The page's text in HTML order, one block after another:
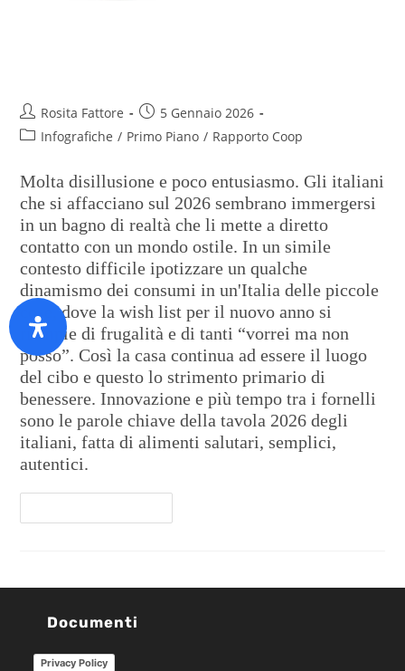
Rosita Fattore
5 Gennaio 2026
Infografiche / Primo Piano / Rapporto Coop
Molta disillusione e poco entusiasmo. Gli italiani
che si affacciano sul 2026 sembrano immergersi
in un bagno di realtà che li mette a diretto
contatto con un mondo ostile. In un simile
contesto difficile ipotizzare un qualche
dinamismo dei consumi in un'Italia delle piccole
cose, dove la wish list per il nuovo anno si
riempie di frugalità e di tanti “vorrei ma non
posso”. Così la casa continua ad essere il luogo
del cibo e questo lo strimento primario di
benessere. Innovazione e più tempo tra i fornelli
sono le parole chiave della tavola 2026 degli
italiani, fatta di alimenti salutari, semplici,
autentici.
Documenti
Privacy Policy